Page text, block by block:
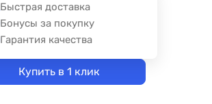
Быстрая доставка
Бонусы за покупку
Гарантия качества
Купить в 1 клик